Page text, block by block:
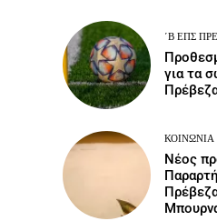
΄Β ΕΠΣ
για τα
ΚΟΙΝΩΝΙΑ
Νέος